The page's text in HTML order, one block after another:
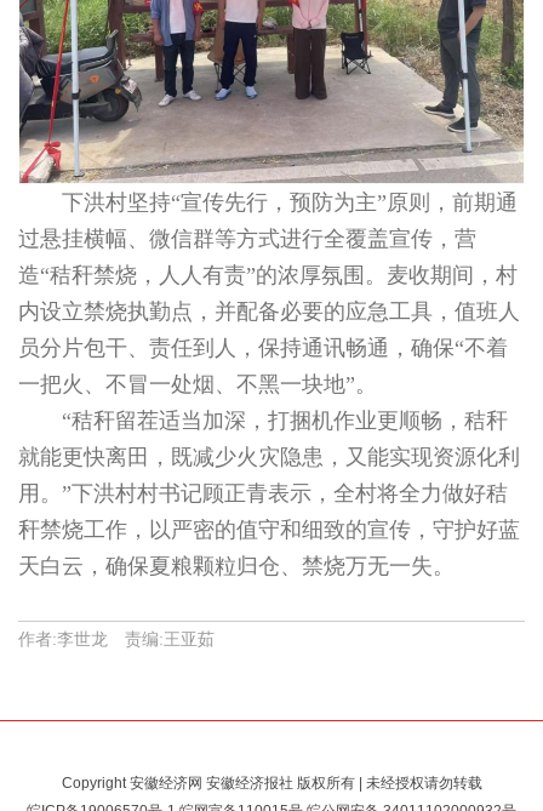
下洪村坚持“宣传先行，预防为主”原则，前期通
过悬挂横幅、微信群等方式进行全覆盖宣传，营
造“秸秆禁烧，人人有责”的浓厚氛围。麦收期间，村
内设立禁烧执勤点，并配备必要的应急工具，值班人
员分片包干、责任到人，保持通讯畅通，确保“不着
一把火、不冒一处烟、不黑一块地”。
“秸秆留茬适当加深，打捆机作业更顺畅，秸秆
就能更快离田，既减少火灾隐患，又能实现资源化利
用。”下洪村村书记顾正青表示，全村将全力做好秸
秆禁烧工作，以严密的值守和细致的宣传，守护好蓝
天白云，确保夏粮颗粒归仓、禁烧万无一失。
作者:李世龙 责编:王亚茹
Copyright 安徽经济网 安徽经济报社 版权所有 | 未经授权请勿转载